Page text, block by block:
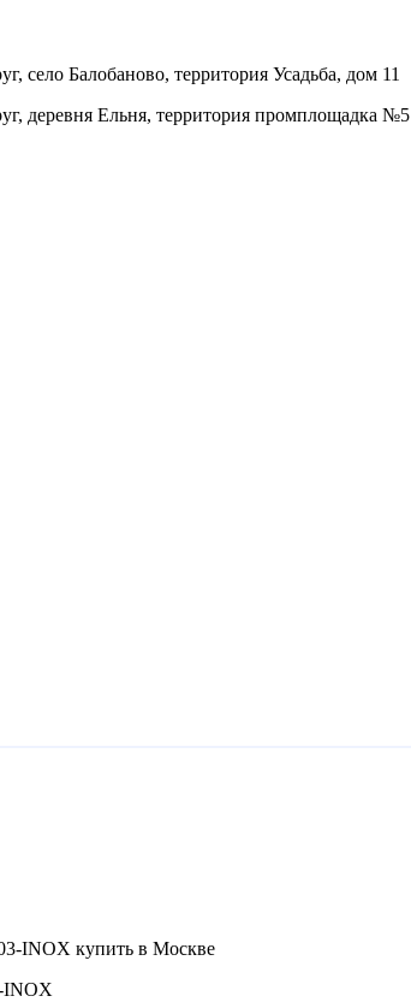
село Балобаново, территория Усадьба, дом 11
деревня Ельня, территория промплощадка №5
INOX